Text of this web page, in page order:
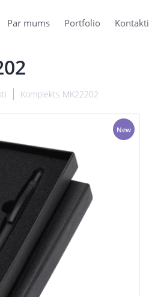
Par mums Portfolio Kontakti
Komplekts MK22202
New